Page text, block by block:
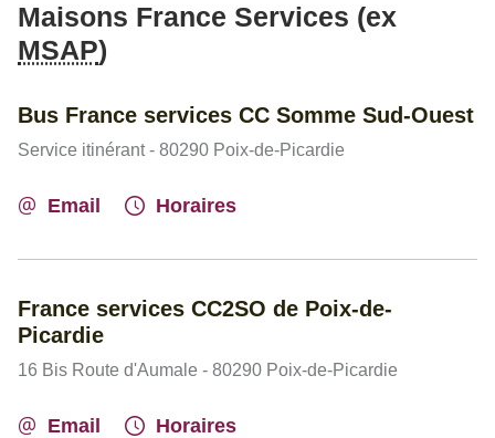
Maisons France Services (ex
MSAP)
Bus France services CC Somme Sud-Ouest
Service itinérant - 80290 Poix-de-Picardie
Email Horaires
France services CC2SO de Poix-de-
Picardie
16 Bis Route d'Aumale - 80290 Poix-de-Picardie
Email Horaires